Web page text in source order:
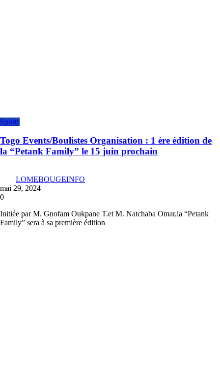
Sports
Togo Events/Boulistes Organisation : 1 ère édition de
la “Petank Family” le 15 juin prochain
LOMEBOUGEINFO
mai 29, 2024
0
Initiée par M. Gnofam Oukpane T.et M. Natchaba Omar,la “Petank
Family” sera à sa première édition